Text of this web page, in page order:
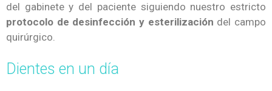
del gabinete y del paciente siguiendo nuestro estricto
protocolo de desinfección y esterilización del campo
quirúrgico.
Dientes en un día